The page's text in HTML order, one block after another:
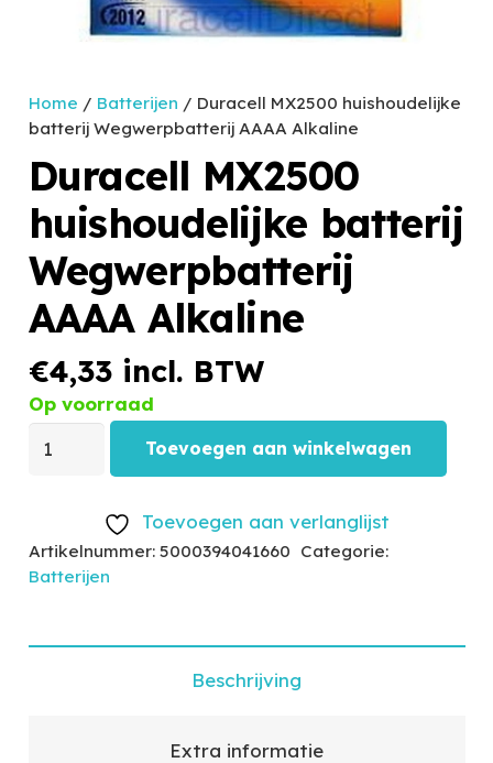
Home / Batterijen / Duracell MX2500 huishoudelijke
batterij Wegwerpbatterij AAAA Alkaline
Duracell MX2500
huishoudelijke batterij
Wegwerpbatterij
AAAA Alkaline
€4,33incl. BTW
Op voorraad
Toevoegen aan winkelwagen
Toevoegen aan verlanglijst
Artikelnummer: 5000394041660 Categorie:
Batterijen
Beschrijving
Extra informatie